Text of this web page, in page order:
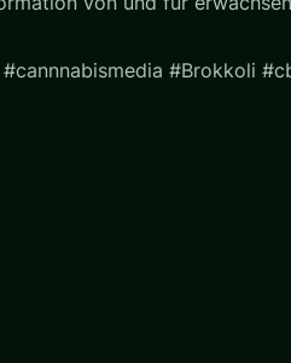
#Brokkoli